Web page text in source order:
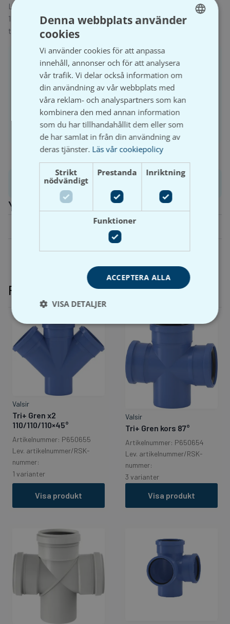
Ljuddämpande hörngren i PVC för inomhusavlopp. Mått
110/110/110×87 med fyra anslutningar. Ljusgrå färg med
tätningsringar för läckagesäkra kopplingar. Enkel montering.
För att handla och se prisuppgifter på Våtrumsgross
behöver du ha ett registrerat företag och aktivt ett
Logga in Bli kund
Produktinformation
Ytterligare information
1,9 kg
Relaterade produkter
Valsir
Tri+ Gren x2
110/110/110×45°
Artikelnummer: P650655
Lev. artikelnummer/RSK-
nummer:
1 varianter
Visa produkt
Valsir
Tri+ Gren kors 87°
Artikelnummer: P650654
Lev. artikelnummer/RSK-
nummer:
3 varianter
Visa produkt
Denna webbplats använder
cookies
Vi använder cookies för att anpassa
innehåll, annonser och för att analysera
vår trafik. Vi delar också information om
din användning av vår webbplats med
våra reklam- och analyspartners som kan
kombinera den med annan information
som du har tillhandahållit dem eller som
de har samlat in från din användning av
deras tjänster. Läs vår cookiepolicy
Strikt
nödvändigt
Prestanda Inriktning
Funktioner
ACCEPTERA ALLA
VISA DETALJER